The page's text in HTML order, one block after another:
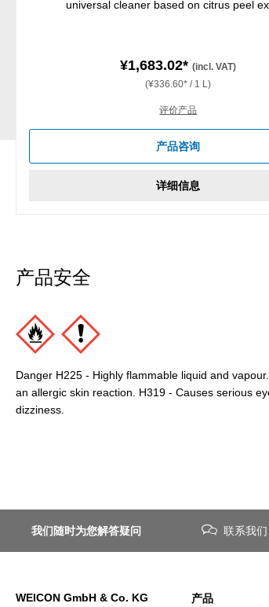
universal cleaner based on citrus peel
¥1,683.02*(incl. VAT)
(¥336.60* / 1 L)
评价产品
产品咨询
详细信息
产品安全
Danger H225 - Highly flammable liquid and
an allergic skin reaction. H319 - Causes serious
dizziness.
我们随时为您解答疑问 联系我们
WEICON GmbH & Co. KG
产品